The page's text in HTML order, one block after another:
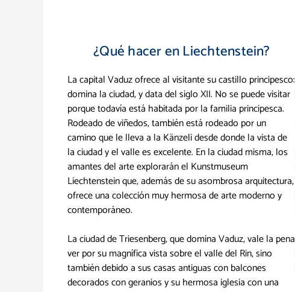
¿Qué hacer en Liechtenstein?
La capital Vaduz ofrece al visitante su castillo principesco:
domina la ciudad, y data del siglo XII. No se puede visitar
porque todavía está habitada por la familia principesca.
Rodeado de viñedos, también está rodeado por un
camino que le lleva a la Känzeli desde donde la vista de
la ciudad y el valle es excelente. En la ciudad misma, los
amantes del arte explorarán el Kunstmuseum
Liechtenstein que, además de su asombrosa arquitectura,
ofrece una colección muy hermosa de arte moderno y
contemporáneo.
La ciudad de Triesenberg, que domina Vaduz, vale la pena
ver por su magnífica vista sobre el valle del Rin, sino
también debido a sus casas antiguas con balcones
decorados con geranios y su hermosa iglesia con una